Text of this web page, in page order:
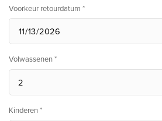
Voorkeur retourdatum *
Volwassenen *
Kinderen *